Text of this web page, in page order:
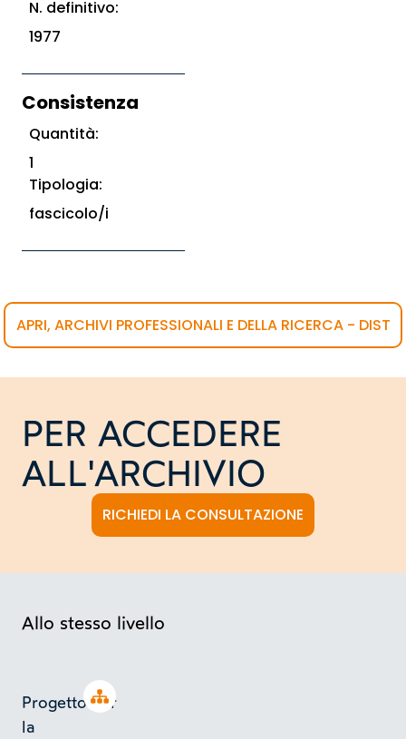
N. definitivo:
1977
Consistenza
Quantità:
1
Tipologia:
fascicolo/i
APRI, ARCHIVI PROFESSIONALI E DELLA RICERCA - DIST
PER ACCEDERE
ALL'ARCHIVIO
RICHIEDI LA CONSULTAZIONE
Allo stesso livello
Open tree
Progetto per
la